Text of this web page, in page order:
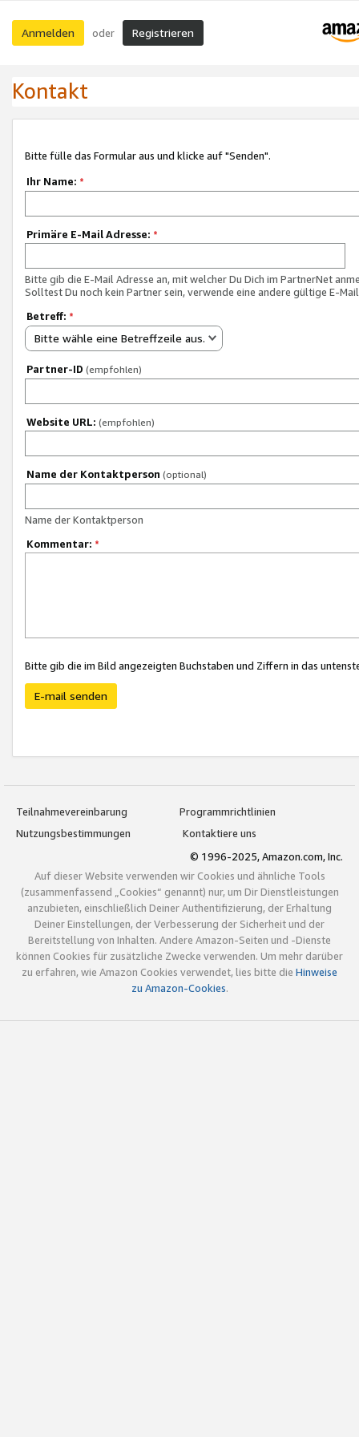
Anmelden oder Registrieren
Kontakt
Bitte fülle das Formular aus und klicke auf "Senden".
Ihr Name: *
Primäre E-Mail Adresse: *
Bitte gib die E-Mail Adresse an, mit welcher Du Dich im PartnerNet
Solltest Du noch kein Partner sein, verwende eine andere gültige E-
Betreff: *
Bitte wähle eine Betreffzeile aus.
Partner-ID (empfohlen)
Website URL: (empfohlen)
Name der Kontaktperson (optional)
Name der Kontaktperson
Kommentar: *
Bitte gib die im Bild angezeigten Buchstaben und Ziffern in das
E-mail senden
Teilnahmevereinbarung
Programmrichtlinien
Nutzungsbestimmungen
Kontaktiere uns
© 1996-2025, Amazon.com, Inc.
Auf dieser Website verwenden wir Cookies und ähnliche Tools
(zusammenfassend „Cookies“ genannt) nur, um Dir Dienstleistungen
anzubieten, einschließlich Deiner Authentifizierung, der Erhaltung
Deiner Einstellungen, der Verbesserung der Sicherheit und der
Bereitstellung von Inhalten. Andere Amazon-Seiten und -Dienste
können Cookies für zusätzliche Zwecke verwenden. Um mehr darüber
zu erfahren, wie Amazon Cookies verwendet, lies bitte die Hinweise
zu Amazon-Cookies.